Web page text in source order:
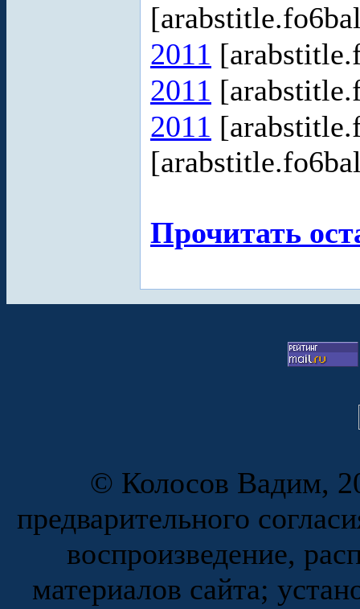
2011
2011
2011
Прочитать
© Колосов Вадим,
предварительного
воспроизведение,
материалов сайта;